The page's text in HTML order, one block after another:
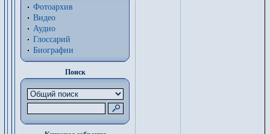
Фотоархив
Видео
Аудио
Глоссарий
Биографии
Поиск